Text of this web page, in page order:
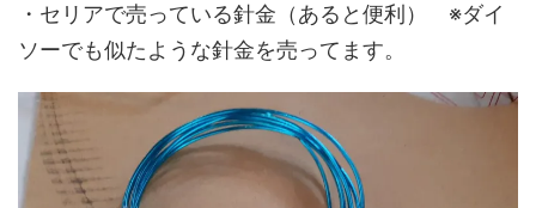
・セリアで売っている針金（あると便利） ※ダイ
ソーでも似たような針金を売ってます。